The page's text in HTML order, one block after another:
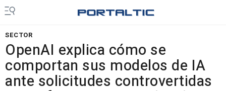
SECTOR
OpenAI explica cómo se
comportan sus modelos de IA
ante solicitudes controvertidas